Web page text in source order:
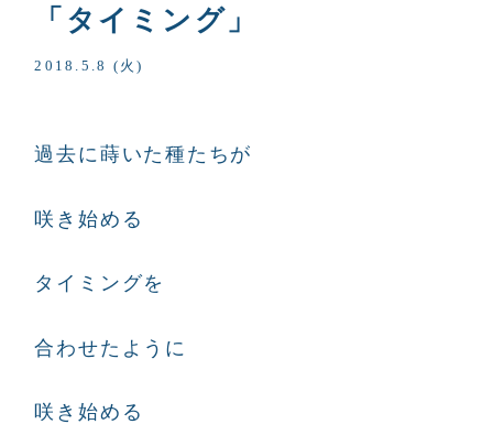
「タイミング」
2018.5.8 (火)
過去に蒔いた種たちが
咲き始める
タイミングを
合わせたように
咲き始める